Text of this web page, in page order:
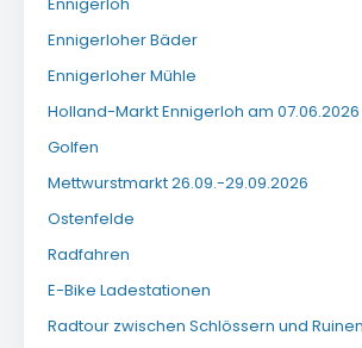
Ennigerloher Bäder
Ennigerloher Mühle
Holland-Markt Ennigerloh am 07.06.2026
Golfen
Mettwurstmarkt 26.09.-29.09.2026
Ostenfelde
Radfahren
E-Bike Ladestationen
Radtour zwischen Schlössern und Ruinen